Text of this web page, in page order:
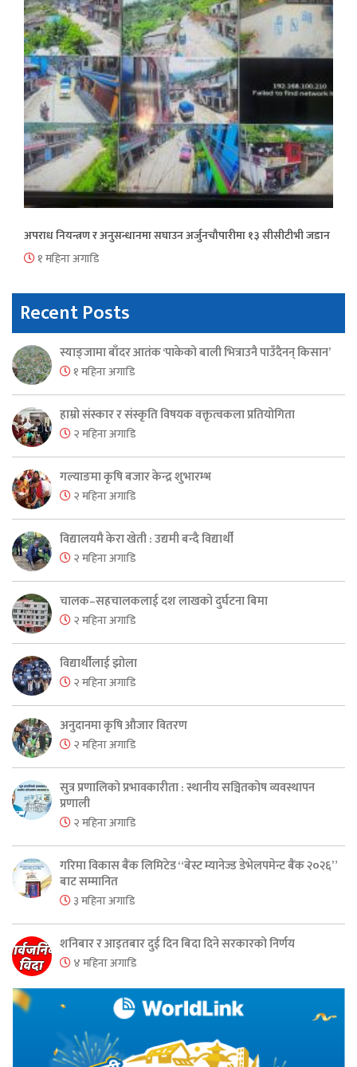
अपराध नियन्त्रण र अनुसन्धानमा सघाउन अर्जुनचौपारीमा १३ सीसीटीभी जडान
१ महिना अगाडि
Recent Posts
स्याङ्जामा बाँदर आतंक ‘पाकेको बाली भित्राउनै पाउँदैनन् किसान’
१ महिना अगाडि
हाम्रो संस्कार र संस्कृति विषयक वक्तृत्वकला प्रतियोगिता
२ महिना अगाडि
गल्याङमा कृषि बजार केन्द्र शुभारम्भ
२ महिना अगाडि
विद्यालयमै केरा खेती : उद्यमी बन्दै विद्यार्थी
२ महिना अगाडि
चालक–सहचालकलाई दश लाखको दुर्घटना बिमा
२ महिना अगाडि
विद्यार्थीलाई झोला
२ महिना अगाडि
अनुदानमा कृषि औजार वितरण
२ महिना अगाडि
सुत्र प्रणालिको प्रभावकारीता : स्थानीय सञ्चितकोष व्यवस्थापन
प्रणाली
२ महिना अगाडि
गरिमा विकास बैंक लिमिटेड “बेस्ट म्यानेज्ड डेभेलपमेन्ट बैंक २०२६”
बाट सम्मानित
३ महिना अगाडि
शनिबार र आइतबार दुई दिन बिदा दिने सरकारको निर्णय
४ महिना अगाडि